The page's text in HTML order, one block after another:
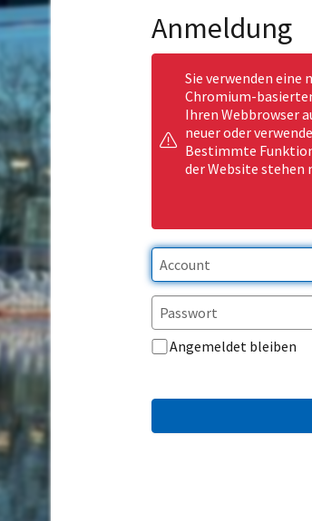
Anmeldung
Sie verwenden
Chromium-
Ihren Webbrowser
neuer oder
Bestimmte
der Website stehen
Angemeldet bleiben